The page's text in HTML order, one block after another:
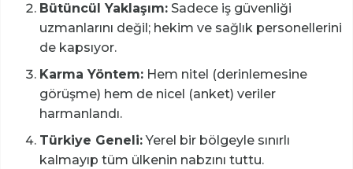
Bütüncül Yaklaşım: Sadece iş güvenliği
uzmanlarını değil; hekim ve sağlık personellerini
de kapsıyor.
Karma Yöntem: Hem nitel (derinlemesine
görüşme) hem de nicel (anket) veriler
harmanlandı.
Türkiye Geneli:Yerel bir bölgeyle sınırlı
kalmayıp tüm ülkenin nabzını tuttu.